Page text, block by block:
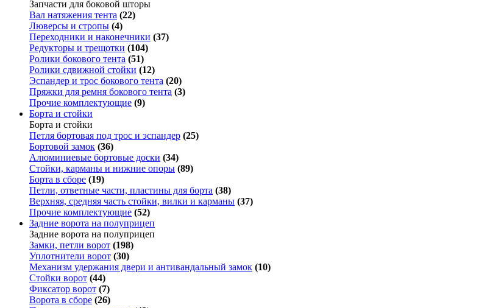
Запчасти для боковой шторы
Вал натяжения тента (22)
Люверсы и стропы (4)
Переходники и наконечники (37)
Редукторы и трещотки (104)
Ролики бокового тента (51)
Ролики сдвижной стойки (12)
Эспандер и трос бокового тента (20)
Пряжки для ремня бокового тента (3)
Прочие комплектующие (9)
Борта и стойки
Борта и стойки
Петля бортовая под трос и эспандер (25)
Бортовой замок (36)
Алюминиевые бортовые доски (34)
Стойки, карманы и нижние опоры (89)
Борта в сборе (19)
Петли, ответные части, пластины для борта (38)
Верхняя, средняя часть стойки, вилки и карманы (37)
Прочие комплектующие (52)
Задние ворота на полуприцеп
Задние ворота на полуприцеп
Замки, петли ворот (198)
Уплотнители ворот (30)
Механизм удержания двери и антивандальный замок (10)
Стойки ворот (44)
Фиксатор ворот (7)
Ворота в сборе (26)